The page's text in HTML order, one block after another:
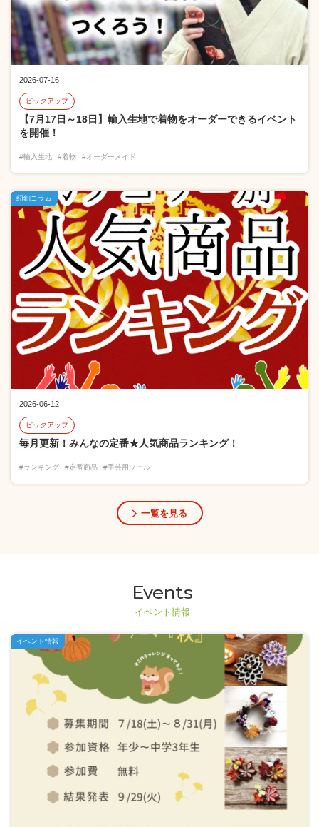
2026-07-16
ピックアップ
【7月17日～18日】輸入生地で着物をオーダーできるイベント
を開催！
#輸入生地 #着物 #オーダーメイド
2026-06-12
ピックアップ
毎月更新！みんなの定番★人気商品ランキング！
#ランキング #定番商品 #手芸用ツール
紐釦コラム
一覧を見る
Events
イベント情報
イベント情報